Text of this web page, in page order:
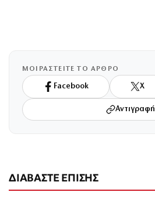
ΜΟΙΡΑΣΤΕΙΤΕ ΤΟ ΑΡΘΡΟ
Facebook X
Αντιγραφή
ΔΙΑΒΑΣΤΕ ΕΠΙΣΗΣ